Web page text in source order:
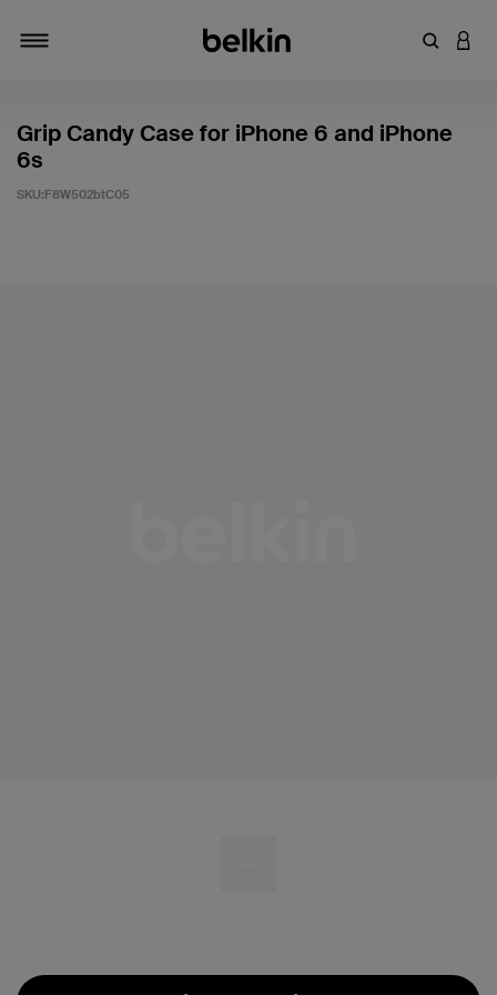
키워드
Grip Candy Case for iPhone 6 and iPhone
6s
SKU:F8W502btC05